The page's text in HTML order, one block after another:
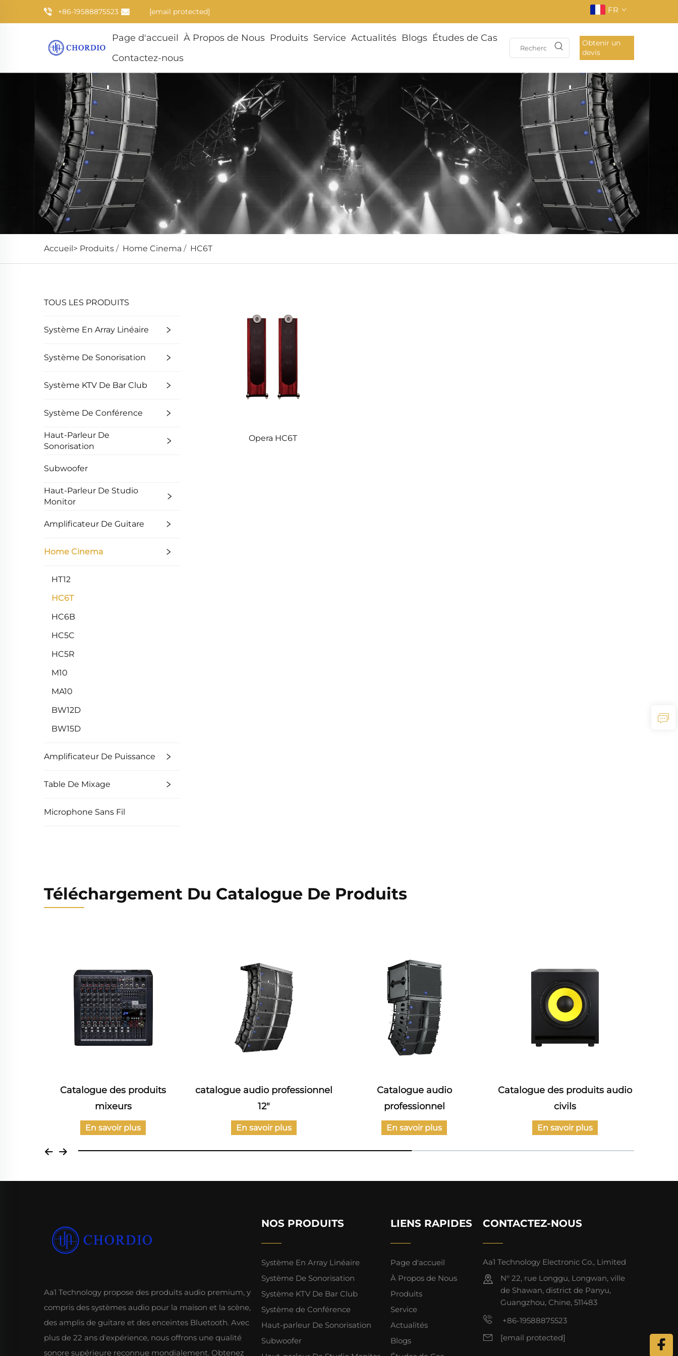
+86-19588875523 [email protected] FR
Page d'accueil À Propos de Nous Produits Service Actualités Blogs Études de Cas
Contactez-nous
Obtenir un
devis
Accueil> Produits / Home Cinema / HC6T
TOUS LES PRODUITS
Système En Array Linéaire
Système De Sonorisation
Système KTV De Bar Club
Système De Conférence
Haut-Parleur De
Sonorisation
Subwoofer
Haut-Parleur De Studio
Monitor
Amplificateur De Guitare
Home Cinema
HT12
HC6T
HC6B
HC5C
HC5R
M10
MA10
BW12D
BW15D
Amplificateur De Puissance
Table De Mixage
Microphone Sans Fil
Opera HC6T
Téléchargement Du Catalogue De Produits
Catalogue des produits
mixeurs
En savoir plus
catalogue audio professionnel
12"
En savoir plus
Catalogue audio
professionnel
En savoir plus
Catalogue des produits audio
civils
En savoir plus
Aa1 Technology propose des produits audio premium, y
compris des systèmes audio pour la maison et la scène,
des amplis de guitare et des enceintes Bluetooth. Avec
plus de 22 ans d'expérience, nous offrons une qualité
sonore supérieure reconnue mondialement. Obtenez
NOS PRODUITS
Système En Array Linéaire
Système De Sonorisation
Système KTV De Bar Club
Système de Conférence
Haut-parleur De Sonorisation
Subwoofer
LIENS RAPIDES
Page d'accueil
À Propos de Nous
Produits
Service
Actualités
Blogs
CONTACTEZ-NOUS
Aa1 Technology Electronic Co., Limited
N° 22, rue Longgu, Longwan, ville
de Shawan, district de Panyu,
Guangzhou, Chine, 511483
+86-19588875523
[email protected]